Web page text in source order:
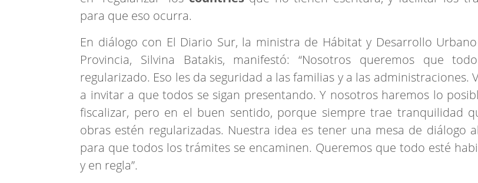
para que eso ocurra.
En diálogo con El Diario Sur, la ministra de Hábitat y Desarrollo
Provincia, Silvina Batakis, manifestó: “Nosotros queremos que
regularizado. Eso les da seguridad a las familias y a las administraciones.
a invitar a que todos se sigan presentando. Y nosotros haremos lo
fiscalizar, pero en el buen sentido, porque siempre trae tranquilidad
obras estén regularizadas. Nuestra idea es tener una mesa de diálogo
para que todos los trámites se encaminen. Queremos que todo esté
y en regla”.